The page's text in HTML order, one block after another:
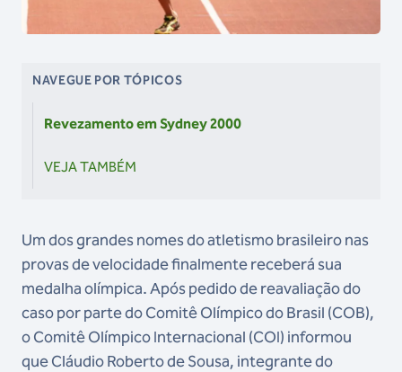
NAVEGUE POR TÓPICOS
Revezamento em Sydney 2000
VEJA TAMBÉM
Um dos grandes nomes do atletismo brasileiro nas
provas de velocidade finalmente receberá sua
medalha olímpica. Após pedido de reavaliação do
caso por parte do Comitê Olímpico do Brasil (COB),
o Comitê Olímpico Internacional (COI) informou
que Cláudio Roberto de Sousa, integrante do